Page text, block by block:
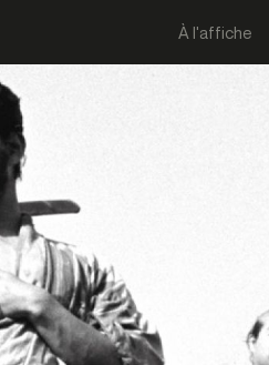
À l'affiche